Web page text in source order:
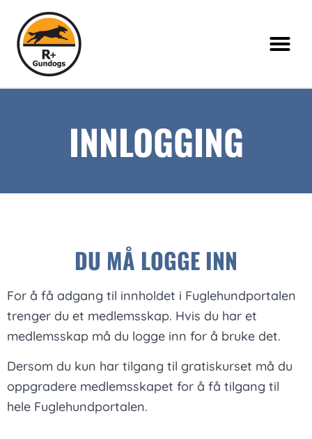
INNLOGGING
DU MÅ LOGGE INN
For å få adgang til innholdet i Fuglehundportalen
trenger du et medlemsskap. Hvis du har et
medlemsskap må du logge inn for å bruke det.
Dersom du kun har tilgang til gratiskurset må du
oppgradere medlemsskapet for å få tilgang til
hele Fuglehundportalen.